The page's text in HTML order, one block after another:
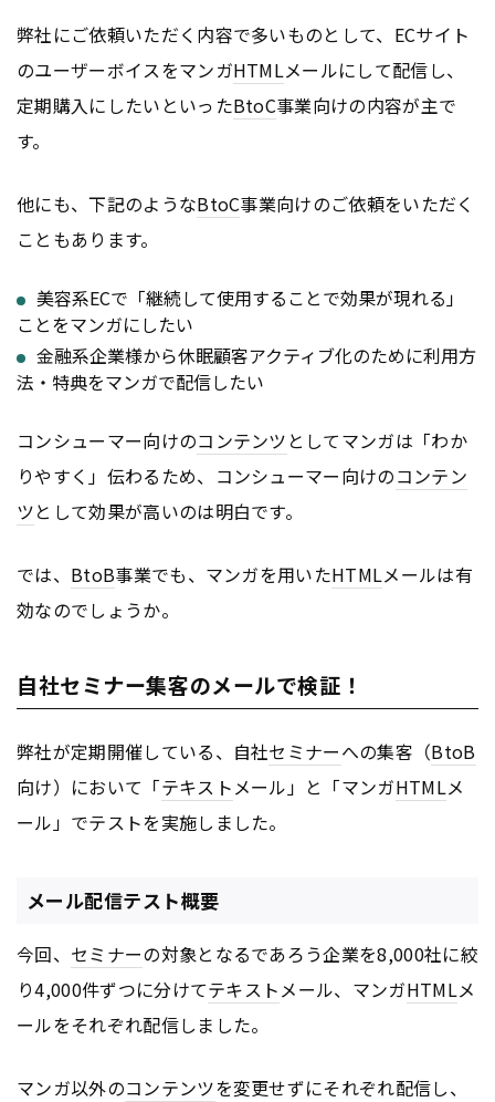
弊社にご依頼いただく内容で多いものとして、ECサイト
のユーザーボイスをマンガHTMLメールにして配信し、
定期購入にしたいといったBtoC事業向けの内容が主で
す。
他にも、下記のようなBtoC事業向けのご依頼をいただく
こともあります。
美容系ECで「継続して使用することで効果が現れる」
ことをマンガにしたい
金融系企業様から休眠顧客アクティブ化のために利用方
法・特典をマンガで配信したい
コンシューマー向けのコンテンツ としてマンガは「わか
りやすく」伝わるため、コンシューマー向けのコンテン
ツとして効果が高いのは明白です。
では、 BtoB事業でも、マンガを用いたHTMLメールは有
効なのでしょうか。
自社セミナー集客のメールで検証！
弊社が定期開催している、自社セミナーへの集客（BtoB
向け）において「テキスト メール」と「マンガHTMLメ
ール」でテストを実施しました。
メール配信テスト概要
今回、 セミナーの対象となるであろう企業を8,000社に絞
り4,000件ずつに分けてテキストメール、マンガHTMLメ
ールをそれぞれ配信しました。
マンガ以外のコンテンツを変更せずにそれぞれ配信し、